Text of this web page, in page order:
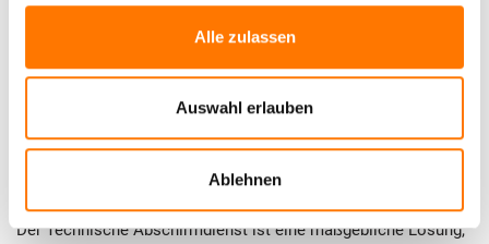
Alle zulassen
Auswahl erlauben
Ablehnen
verwendet werden, um Lauschangriffe durchzuführen, und
gleichzeitig Strategien entwickeln, um Dich effektiv zu
schützen. Denn nur wer informiert ist, kann proaktiv handeln
3. Lauschabwehr durch Technischen
Abschirmdienst: Was ist das?
Der Technische Abschirmdienst ist eine maßgebliche Lösung,